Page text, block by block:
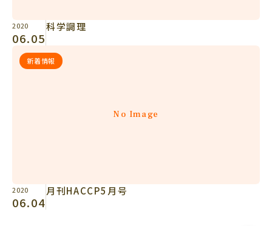
2020
06.05
科学調理
No Image
新着情報
2020
06.04
月刊HACCP5月号